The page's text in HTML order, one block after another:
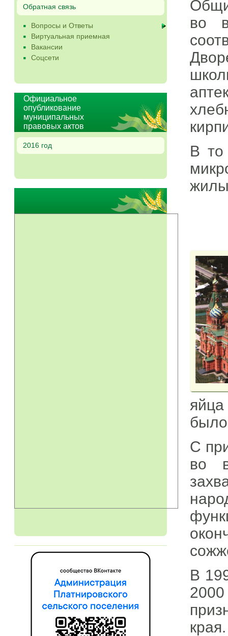
Обратная связь
Вопросы и Ответы
Виртуальная приемная
Вакансии
Соцсети
Официальное
опубликование
муниципальных
правовых актов
2016 год
во
В то
С
во
В
края.